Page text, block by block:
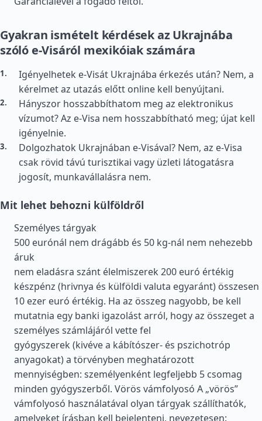
Gyakran ismételt kérdések az Ukrajnába
szóló e-Visáról mexikóiak számára
Igényelhetek e-Visát Ukrajnába érkezés után? Nem, a
kérelmet az utazás előtt online kell benyújtani.
Hányszor hosszabbíthatom meg az elektronikus
vízumot? Az e-Visa nem hosszabbítható meg; újat kell
igényelnie.
Dolgozhatok Ukrajnában e-Visával? Nem, az e-Visa
csak rövid távú turisztikai vagy üzleti látogatásra
jogosít, munkavállalásra nem.
Mit lehet behozni külföldről
Személyes tárgyak
500 eurónál nem drágább és 50 kg-nál nem nehezebb
áruk
nem eladásra szánt élelmiszerek 200 euró értékig
készpénz (hrivnya és külföldi valuta egyaránt) összesen
10 ezer euró értékig. Ha az összeg nagyobb, be kell
mutatnia egy banki igazolást arról, hogy az összeget a
személyes számlájáról vette fel
gyógyszerek (kivéve a kábítószer- és pszichotróp
anyagokat) a törvényben meghatározott
mennyiségben: személyenként legfeljebb 5 csomag
minden gyógyszerből. Vörös vámfolyosó A „vörös”
vámfolyosó használatával olyan tárgyak szállíthatók,
amelyeket írásban kell bejelenteni, nevezetesen: